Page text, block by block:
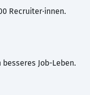
Recruiter·innen.
Job-Leben.